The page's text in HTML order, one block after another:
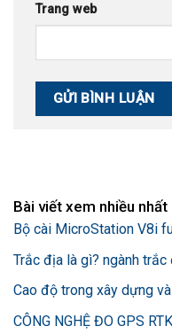
Trang web
Bài viết xem nhiều nhất
Bộ cài MicroStation V8i
Trắc địa là gì? ngành
Cao độ trong xây dựng
CÔNG NGHỆ ĐO GPS